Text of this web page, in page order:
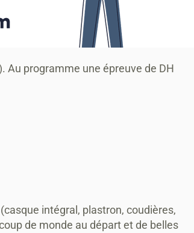
Au programme une épreuve de DH
intégral, plastron, coudières,
de monde au départ et de belles